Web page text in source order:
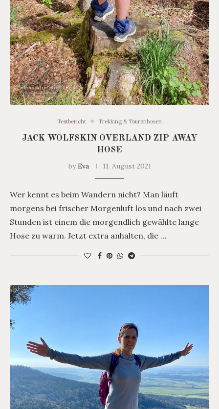
Testbericht Trekking & Tourenhosen
JACK WOLFSKIN OVERLAND ZIP AWAY
HOSE
byEva 11. August 2021
Wer kennt es beim Wandern nicht? Man läuft
morgens bei frischer Morgenluft los und nach zwei
Stunden ist einem die morgendlich gewählte lange
Hose zu warm. Jetzt extra anhalten, die …